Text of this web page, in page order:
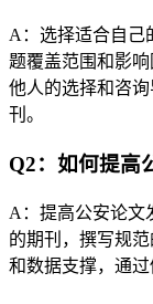
A：选择适合自己
题覆盖范围和影
他人的选择和咨
刊。
Q2：如何提高
A：提高公安论文
的期刊，撰写规
和数据支撑，通过